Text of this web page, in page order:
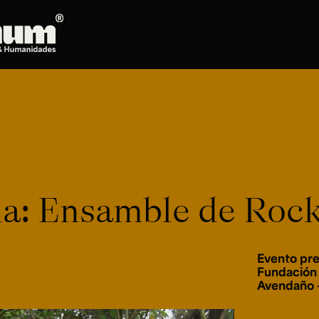
Maestría en Humanidades Digitales
Maestría en Literatura
Ensamble de
Evento
Avendaño